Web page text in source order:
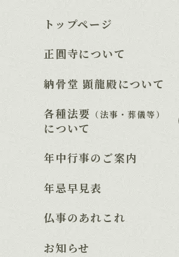
トップページ
正圓寺について
納骨堂 顕龍殿について
各種法要 （法事・葬儀等）
について
年中行事のご案内
年忌早見表
仏事のあれこれ
お知らせ